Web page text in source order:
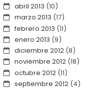
abril 2013 (10)
marzo 2013 (17)
febrero 2013 (11)
enero 2013 (9)
diciembre 2012(8)
noviembre 2012(18)
octubre 2012(11)
septiembre 2012(4)